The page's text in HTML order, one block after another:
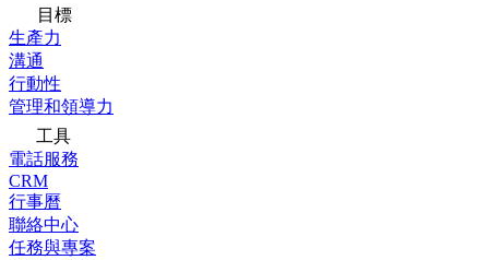
目標
生產力
溝通
行動性
管理和領導力
工具
電話服務
CRM
行事曆
聯絡中心
任務與專案